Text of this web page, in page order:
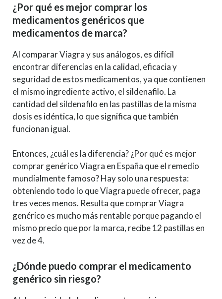
¿Por qué es mejor comprar los
medicamentos genéricos que
medicamentos de marca?
Al comparar Viagra y sus análogos, es difícil
encontrar diferencias en la calidad, eficacia y
seguridad de estos medicamentos, ya que contienen
el mismo ingrediente activo, el sildenafilo. La
cantidad del sildenafilo en las pastillas de la misma
dosis es idéntica, lo que significa que también
funcionan igual.
Entonces, ¿cuál es la diferencia? ¿Por qué es mejor
comprar genérico Viagra en España que el remedio
mundialmente famoso? Hay solo una respuesta:
obteniendo todo lo que Viagra puede ofrecer, paga
tres veces menos. Resulta que comprar Viagra
genérico es mucho más rentable porque pagando el
mismo precio que por la marca, recibe 12 pastillas en
vez de 4.
¿Dónde puedo comprar el medicamento
genérico sin riesgo?